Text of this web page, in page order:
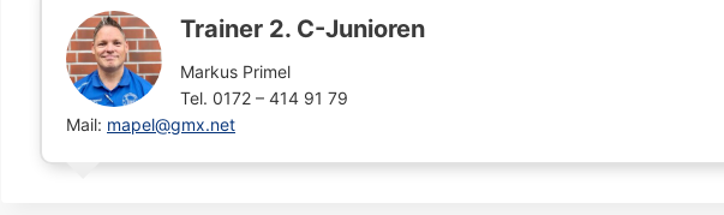
Trainer 2. C-Junioren
Markus Primel
Tel. 0172 – 414 91 79
Mail: mapel@gmx.net